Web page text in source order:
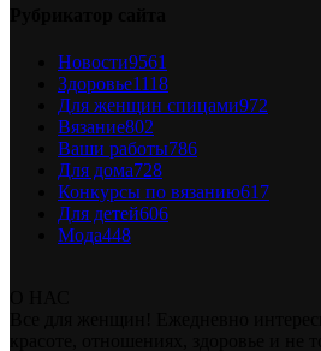
Новости9561
Здоровье1118
Для женщин спицами972
Вязание802
Ваши работы786
Для дома728
Конкурсы по вязанию617
Для детей606
Мода448